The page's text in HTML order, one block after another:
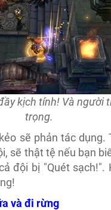
kịch tính! Và người
trọng.
sẽ phản tác dụng.
sẽ thật tệ nếu bạn
đội bị "Quét
và đi rừng